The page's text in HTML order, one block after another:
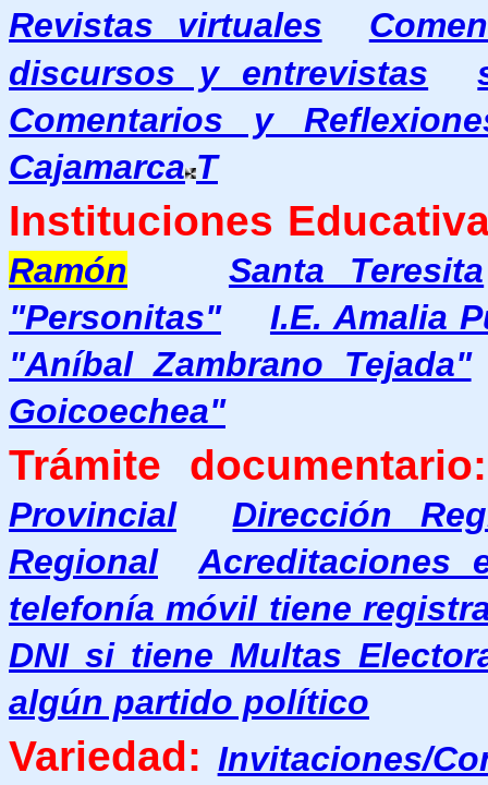
Revistas virtuales
discursos y entrevistas
Comentarios y
Cajamarca T
Instituciones
Ramón
Santa Teresita
"Personitas"
I.E. Amalia
"Aníbal Zambrano Tejada"
Goicoechea"
Trámite documentario:
Provincial
Dirección
Regional
Acreditaciones
telefonía móvil tiene
DNI si tiene Multas
algún partido político
Variedad: Invitaciones/